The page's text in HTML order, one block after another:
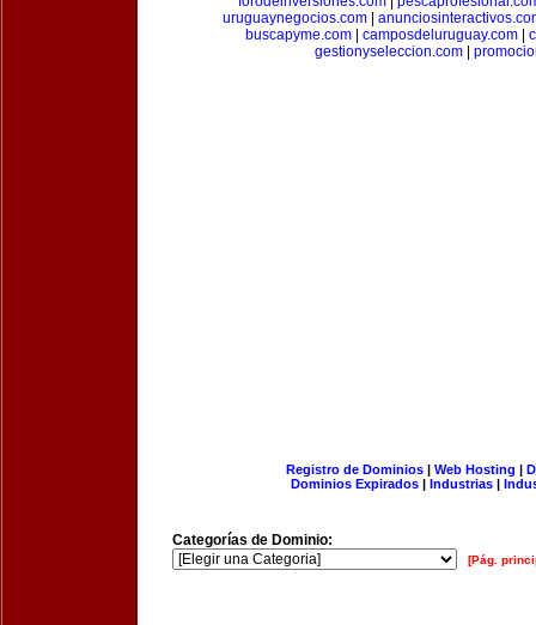
uruguaynegocios.com|
buscapyme.com
camposdeluruguay.com
gestionyseleccion.com|
Registro de Dominios| Web Hosting |
Dominios Expirados | Industrias |
Categorías de Dominio:
[Pág.